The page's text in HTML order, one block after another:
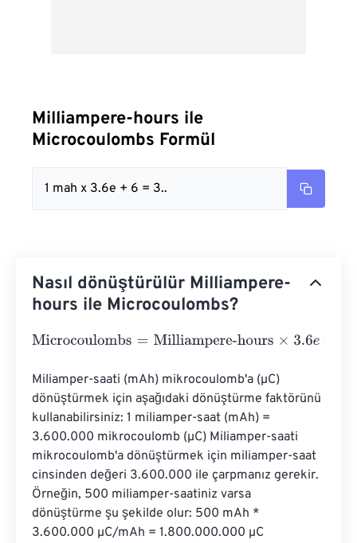
Milliampere-hours ile
Microcoulombs Formül
1 mah x 3.6e + 6 = 3..
Nasıl dönüştürülür Milliampere-
hours ile Microcoulombs?
Microcoulombs=Milliampere-hours×3.6e+ 6
Miliamper-saati (mAh) mikrocoulomb'a (µC)
dönüştürmek için aşağıdaki dönüştürme faktörünü
kullanabilirsiniz: 1 miliamper-saat (mAh) =
3.600.000 mikrocoulomb (µC) Miliamper-saati
mikrocoulomb'a dönüştürmek için miliamper-saat
cinsinden değeri 3.600.000 ile çarpmanız gerekir.
Örneğin, 500 miliamper-saatiniz varsa
dönüştürme şu şekilde olur: 500 mAh *
3.600.000 µC/mAh = 1.800.000.000 µC